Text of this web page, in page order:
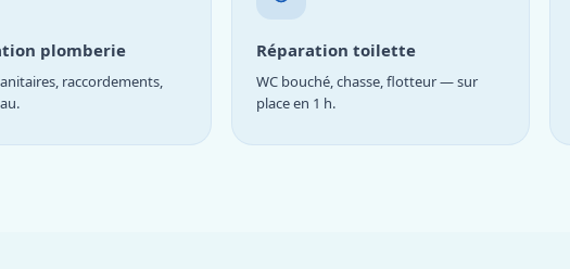
plomberie
raccordements,
Réparation toilette
WC bouché, chasse, flotteur — sur
place en 1 h.